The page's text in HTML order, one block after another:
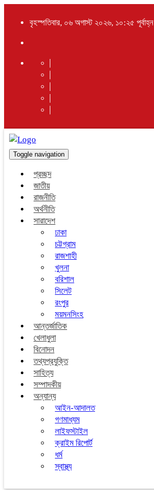
বৃহস্পতিবার, ০৬ অগাস্ট ২০২৬, ১০:২৫ পূর্বাহ্ন
Toggle navigation
প্রচ্ছদ
জাতীয়
রাজনীতি
অর্থনীতি
সারাদেশ
ঢাকা
চট্টগ্রাম
রাজশাহী
খুলনা
বরিশাল
সিলেট
রংপুর
ময়মনসিংহ
আন্তর্জাতিক
খেলাধুলা
বিনোদন
তথ্যপ্রযুক্তি
সাহিত্য
সম্পাদকীয়
অন্যান্য
আইন-আদালত
গণমাধ্যম
লাইফস্টাইল
ক্রাইম রিপোর্ট
ধর্ম
স্বাস্থ্য